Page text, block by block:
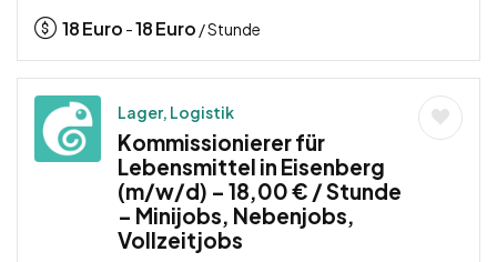
18Euro -18Euro / Stunde
Lager, Logistik
Kommissionierer für
Lebensmittel in Eisenberg
(m/w/d) – 18,00 € / Stunde
– Minijobs, Nebenjobs,
Vollzeitjobs